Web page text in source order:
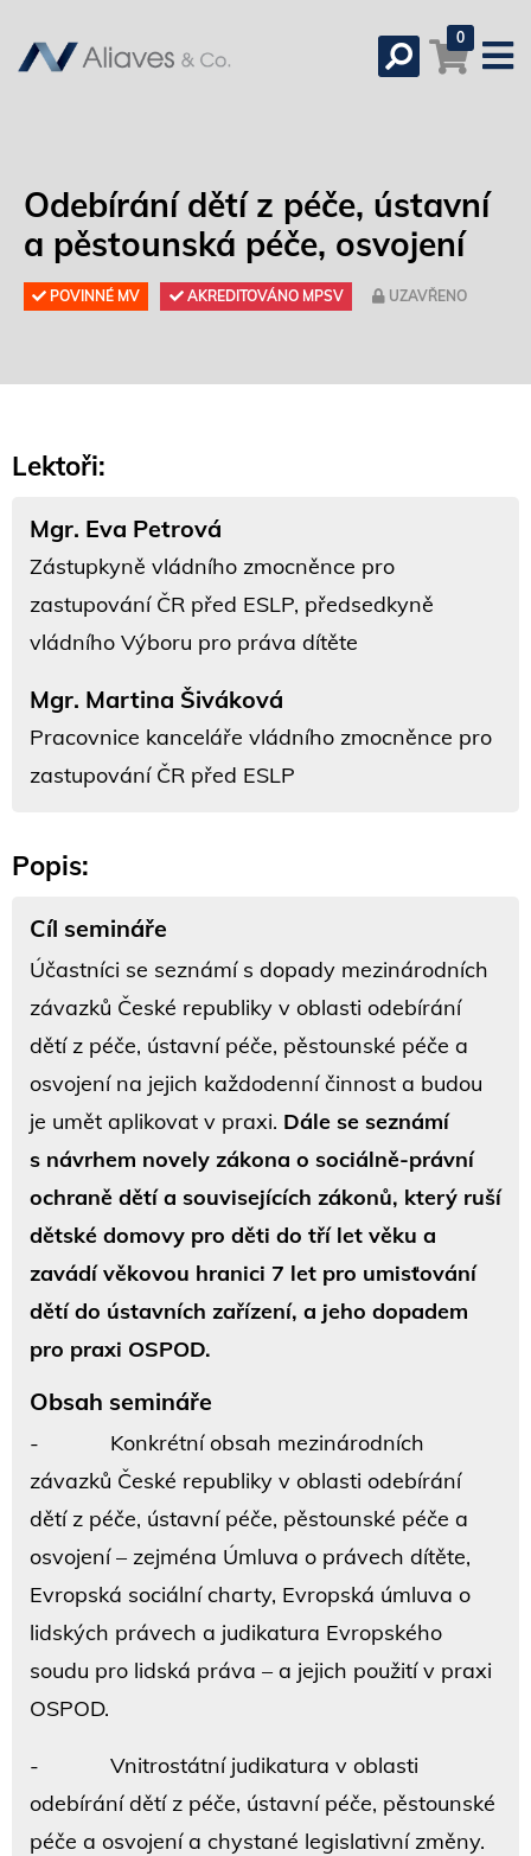
0
Odebírání dětí z péče, ústavní
a pěstounská péče, osvojení
POVINNÉ MV AKREDITOVÁNO MPSV UZAVŘENO
Lektoři:
Mgr. Eva Petrová
Zástupkyně vládního zmocněnce pro
zastupování ČR před ESLP, předsedkyně
vládního Výboru pro práva dítěte
Mgr. Martina Šiváková
Pracovnice kanceláře vládního zmocněnce pro
zastupování ČR před ESLP
Popis:
Cíl semináře
Účastníci se seznámí s dopady mezinárodních
závazků České republiky v oblasti odebírání
dětí z péče, ústavní péče, pěstounské péče a
osvojení na jejich každodenní činnost a budou
je umět aplikovat v praxi. Dále se seznámí
s návrhem novely zákona o sociálně-právní
ochraně dětí a souvisejících zákonů, který ruší
dětské domovy pro děti do tří let věku a
zavádí věkovou hranici 7 let pro umisťování
dětí do ústavních zařízení, a jeho dopadem
pro praxi OSPOD.
Obsah semináře
- Konkrétní obsah mezinárodních
závazků České republiky v oblasti odebírání
dětí z péče, ústavní péče, pěstounské péče a
osvojení – zejména Úmluva o právech dítěte,
Evropská sociální charty, Evropská úmluva o
lidských právech a judikatura Evropského
soudu pro lidská práva – a jejich použití v praxi
OSPOD.
- Vnitrostátní judikatura v oblasti
odebírání dětí z péče, ústavní péče, pěstounské
péče a osvojení a chystané legislativní změny.